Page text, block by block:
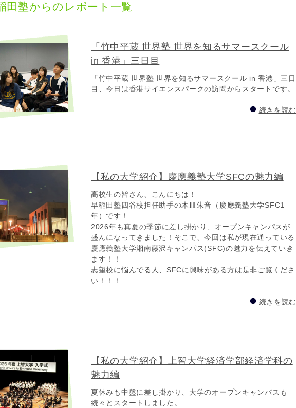
田塾からのレポート一覧
「竹中平蔵 世界塾 世界を知るサマースクール
in 香港」三日目
「竹中平蔵 世界塾 世界を知るサマースクール in 香港」三日
目、今日は香港サイエンスパークの訪問からスタートです。
続きを読む
【私の大学紹介】慶應義塾大学SFCの魅力編
高校生の皆さん、こんにちは！
早稲田塾四谷校担任助手の木皿朱音（慶應義塾大学SFC1
年）です！
2026年も真夏の季節に差し掛かり、オープンキャンパスが
盛んになってきました！そこで、今回は私が現在通っている
慶應義塾大学湘南藤沢キャンパス(SFC)の魅力を伝えていき
ます！！
志望校に悩んでる人、SFCに興味がある方は是非ご覧くださ
い！！！
続きを読む
【私の大学紹介】上智大学経済学部経済学科の
魅力編
夏休みも中盤に差し掛かり、大学のオープンキャンパスも
続々とスタートしました。